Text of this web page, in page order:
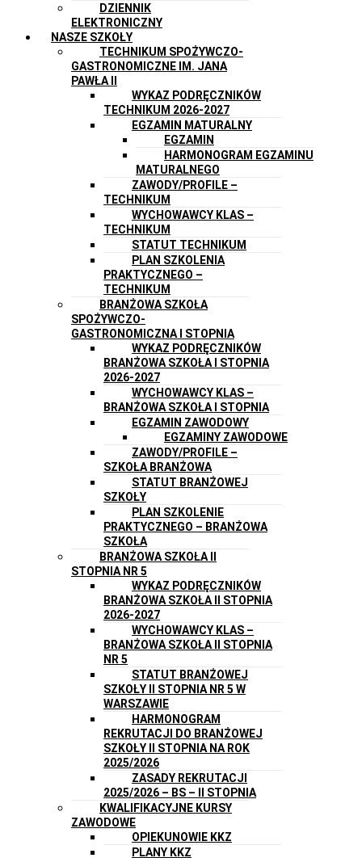
DZIENNIK
ELEKTRONICZNY
NASZE SZKOŁY
TECHNIKUM SPOŻYWCZO-
GASTRONOMICZNE IM. JANA
PAWŁA II
WYKAZ PODRĘCZNIKÓW
TECHNIKUM 2026-2027
EGZAMIN MATURALNY
EGZAMIN
HARMONOGRAM EGZAMINU
MATURALNEGO
ZAWODY/PROFILE –
TECHNIKUM
WYCHOWAWCY KLAS –
TECHNIKUM
STATUT TECHNIKUM
PLAN SZKOLENIA
PRAKTYCZNEGO –
TECHNIKUM
BRANŻOWA SZKOŁA
SPOŻYWCZO-
GASTRONOMICZNA I STOPNIA
WYKAZ PODRĘCZNIKÓW
BRANŻOWA SZKOŁA I STOPNIA
2026-2027
WYCHOWAWCY KLAS –
BRANŻOWA SZKOŁA I STOPNIA
EGZAMIN ZAWODOWY
EGZAMINY ZAWODOWE
ZAWODY/PROFILE –
SZKOŁA BRANŻOWA
STATUT BRANŻOWEJ
SZKOŁY
PLAN SZKOLENIE
PRAKTYCZNEGO – BRANŻOWA
SZKOŁA
BRANŻOWA SZKOŁA II
STOPNIA NR 5
WYKAZ PODRĘCZNIKÓW
BRANŻOWA SZKOŁA II STOPNIA
2026-2027
WYCHOWAWCY KLAS –
BRANŻOWA SZKOŁA II STOPNIA
NR 5
STATUT BRANŻOWEJ
SZKOŁY II STOPNIA NR 5 W
WARSZAWIE
HARMONOGRAM
REKRUTACJI DO BRANŻOWEJ
SZKOŁY II STOPNIA NA ROK
2025/2026
ZASADY REKRUTACJI
2025/2026 – BS – II STOPNIA
KWALIFIKACYJNE KURSY
ZAWODOWE
OPIEKUNOWIE KKZ
PLANY KKZ